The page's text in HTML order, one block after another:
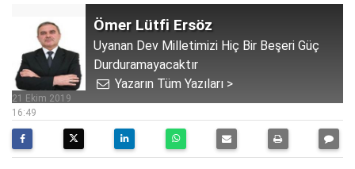
Ömer Lütfi Ersöz
Uyanan Dev Milletimizi Hiç Bir Beşeri Güç
Durduramayacaktır
Yazarın Tüm Yazıları >
16:49
21 Ekim 2019